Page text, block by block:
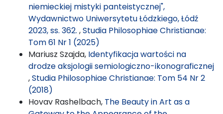
niemieckiej mistyki panteistycznej",
Wydawnictwo Uniwersytetu Łódzkiego, Łódź
2023, ss. 362. ,Studia Philosophiae Christianae:
Tom 61 Nr 1 (2025)
Mariusz Szajda, Identyfikacja wartości na
drodze aksjologii semiologiczno-ikonograficznej
,Studia Philosophiae Christianae: Tom 54 Nr 2
(2018)
Hovav Rashelbach, The Beauty in Art as a